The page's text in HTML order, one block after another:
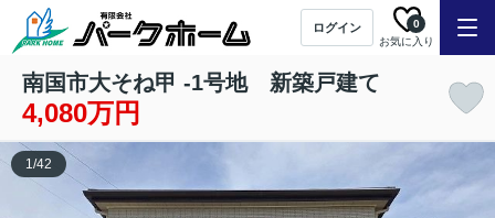
ログイン
お気に入り
0
南国市大そね甲 -1号地 新築戸建て
4,080万円
1/42